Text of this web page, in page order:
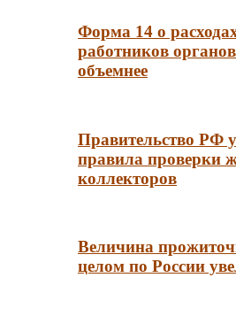
Форма 14 о
работников
объемнее
Правительство РФ
правила проверки
коллекторов
Величина
целом по России